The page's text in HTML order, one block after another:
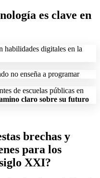
es clave en
habilidades digitales en la
no enseña a programar
de escuelas públicas en
claro sobre su futuro
brechas y
para los
XXI?